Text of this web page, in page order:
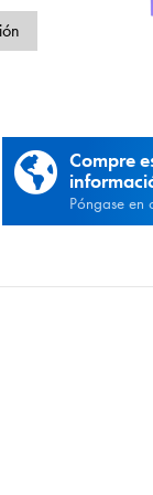
Compre
Póngase en